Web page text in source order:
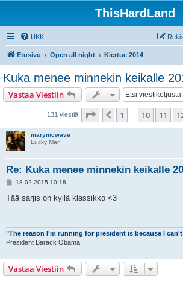
ThisHardLand
UKK
Etusivu Open all night Kiertue 2014
Kuka menee minnekin keikalle
Vastaa Viestiin
131 viestiä Sivu 14/ 14
Edellinen
1 10 11
marymcwave
Lucky Man
Re: Kuka menee minnekin keikalle
V
e
18.02.2015 10:18
Tää sarjis on kyllä klassikko <3
"The reason I'm running for president is because I
President Barack Obama
Vastaa Viestiin